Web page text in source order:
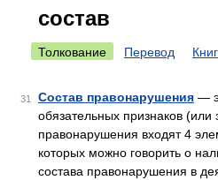
состав
Толкование Перевод
31 Состав правонарушения —
обязательных признаков (или
правонарушения входят 4
которых можно говорить о
состава правонарушения в